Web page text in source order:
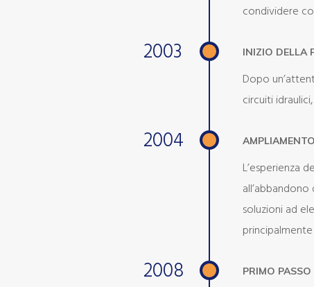
condividere
2003 INIZIO DELLA
Dopo
circuiti
2004
L’esperienza
soluzioni ad
2008 PRIMO